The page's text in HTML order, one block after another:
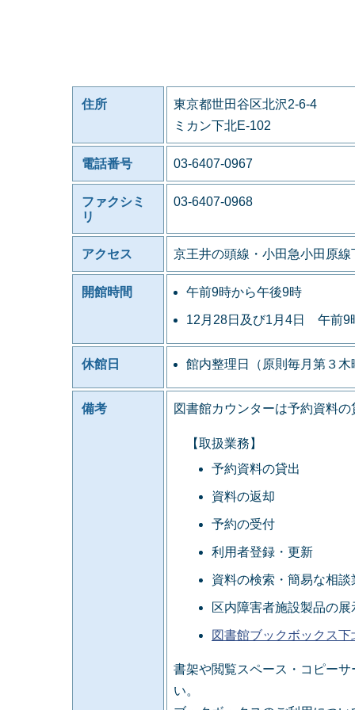
住所
東京都世田谷区北沢2-6-4
ミカン下北E-102
電話番号 03-6407-0967
ファクシミ
リ
03-6407-0968
アクセス 京王井の頭線・小田急小田原
開館時間 午前9時から午後9時
12月28日及び1月4日 午前9
休館日 館内整理日（原則毎月第３
備考 図書館カウンターは予約資料
【取扱業務】
予約資料の貸出
資料の返却
予約の受付
利用者登録・更新
資料の検索・簡易な相談
区内障害者施設製品の展
図書館ブックボックス下
書架や閲覧スペース・コピー
い。